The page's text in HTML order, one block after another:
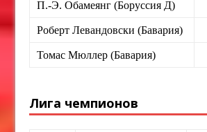
П.-Э. Обамеянг (Боруссия Д)
Роберт Левандовски (Бавария)
Томас Мюллер (Бавария)
Лига чемпионов